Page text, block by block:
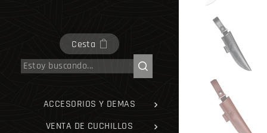
Cesta
ACCESORIOS Y DEMAS
VENTA DE CUCHILLOS